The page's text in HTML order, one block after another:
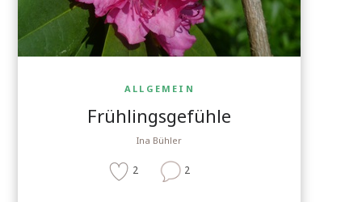
ALLGEMEIN
Frühlingsgefühle
Ina Bühler
2 2